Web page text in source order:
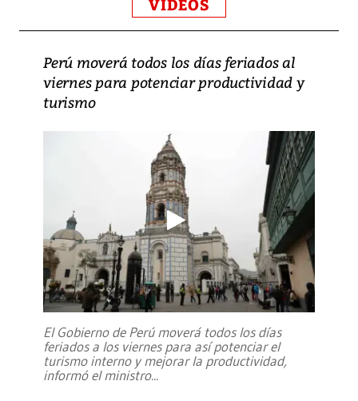
VIDEOS
Perú moverá todos los días feriados al
viernes para potenciar productividad y
turismo
El Gobierno de Perú moverá todos los días
feriados a los viernes para así potenciar el
turismo interno y mejorar la productividad,
informó el ministro...